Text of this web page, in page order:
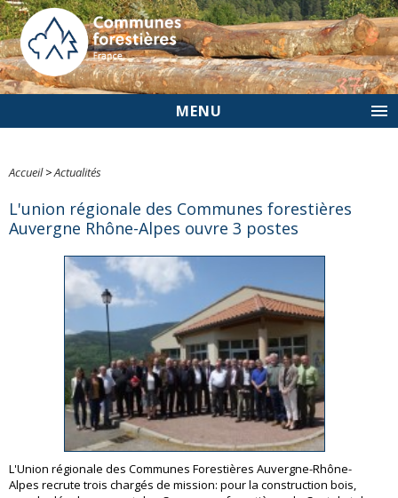
MENU
Accueil>Actualités
L'union régionale des Communes forestières
Auvergne Rhône-Alpes ouvre 3 postes
L'Union régionale des Communes Forestières Auvergne-Rhône-
Alpes recrute trois chargés de mission: pour la construction bois,